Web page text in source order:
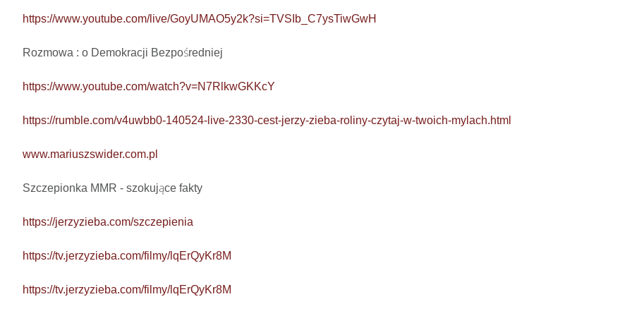
https://www.youtube.com/live/GoyUMAO5y2k?si=TVSIb_C7ysTiwGwH
Rozmowa : o Demokracji Bezpośredniej
https://www.youtube.com/watch?v=N7RlkwGKKcY
https://rumble.com/v4uwbb0-140524-live-2330-cest-jerzy-zieba-roliny-czytaj-w-twoich-mylach.html
www.mariuszswider.com.pl
Szczepionka MMR - szokujące fakty
https://jerzyzieba.com/szczepienia
https://tv.jerzyzieba.com/filmy/lqErQyKr8M
https://tv.jerzyzieba.com/filmy/lqErQyKr8M